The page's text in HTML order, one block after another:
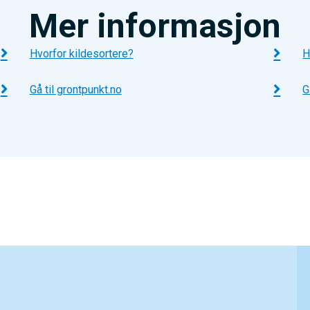
Mer informasjon
Hvorfor kildesortere?
Gå til grontpunkt.no